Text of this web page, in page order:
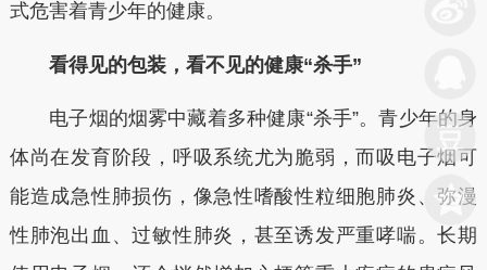
式危害着青少年的健康。
看得见的包装，看不见的健康“杀手”
电子烟的烟雾中藏着多种健康“杀手”。青少年的身
体尚在发育阶段，呼吸系统尤为脆弱，而吸电子烟可
能造成急性肺损伤，像急性嗜酸性粒细胞肺炎、弥漫
性肺泡出血、过敏性肺炎，甚至诱发严重哮喘。长期